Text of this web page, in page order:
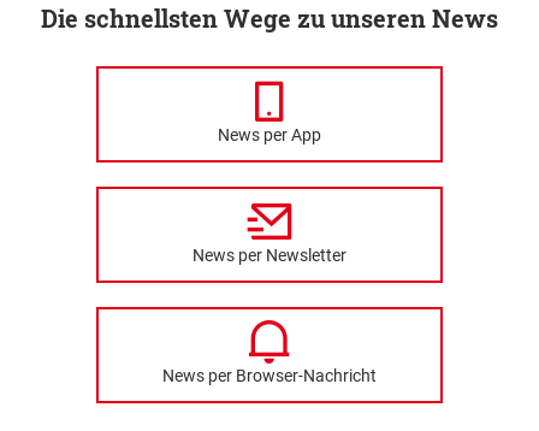
Die schnellsten Wege zu unseren News
News per App
News per Newsletter
News per Browser-Nachricht